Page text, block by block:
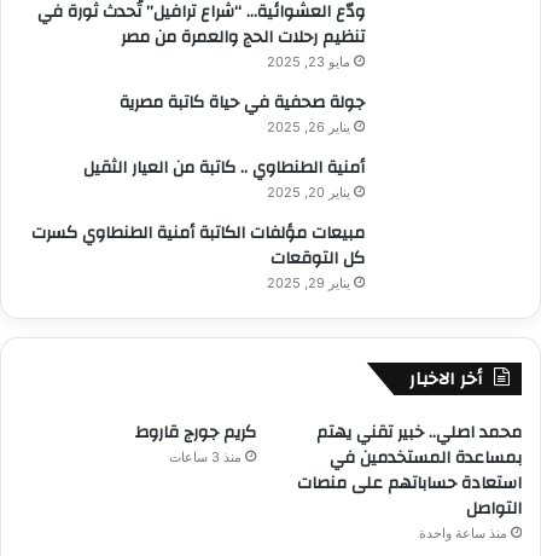
ودّع العشوائية… “شراع ترافيل” تُحدث ثورة في
تنظيم رحلات الحج والعمرة من مصر
مايو 23, 2025
جولة صحفية في حياة كاتبة مصرية
يناير 26, 2025
أمنية الطنطاوي .. كاتبة من العيار الثقيل
يناير 20, 2025
مبيعات مؤلفات الكاتبة أمنية الطنطاوي كسرت
كل التوقعات
يناير 29, 2025
أخر الاخبار
محمد اصلي.. خبير تقني يهتم
بمساعدة المستخدمين في
استعادة حساباتهم على منصات
التواصل
منذ ساعة واحدة
كريم جورج قاروط
منذ 3 ساعات